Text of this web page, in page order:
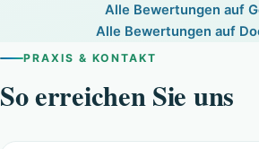
Alle Bewertungen auf
Alle Bewertungen auf
PRAXIS & KONTAKT
So erreichen Sie uns